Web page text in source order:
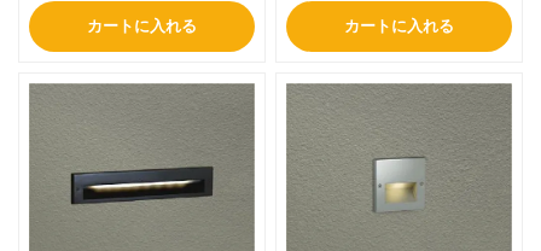
カートに入れる カートに入れる